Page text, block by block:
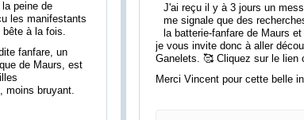
peine de
les manifestants
à la fois.
fanfare, un
de Maurs, est
moins bruyant.
J'ai reçu il y à 3 jours un
me signale que des
la batterie-fanfare de Maurs
je vous invite donc à aller
Ganelets. 🥰 Cliquez sur le lien
Merci Vincent pour cette belle